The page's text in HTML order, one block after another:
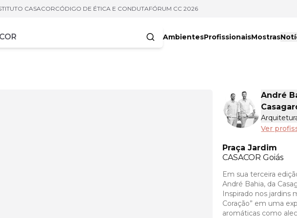
CASACORCÓDIGO DE ÉTICA E CONDUTAFÓRUM CC 2026
AmbientesProfissionaisMostras
André
Ver
Praça Jardim
CASACOR Goiás
Em sua terceira
André Bahia, da
Inspirado nos jardins
Coração” em uma
aromáticas como